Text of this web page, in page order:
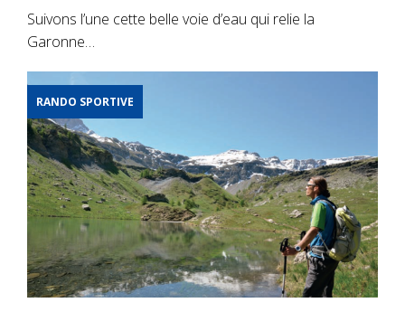
Suivons l’une cette belle voie d’eau qui relie la
Garonne…
RANDO SPORTIVE